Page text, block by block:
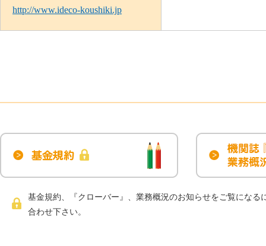
http://www.ideco-koushiki.jp
基金規約、『クローバー』、業務概況のお知らせをご覧にな
合わせ下さい。